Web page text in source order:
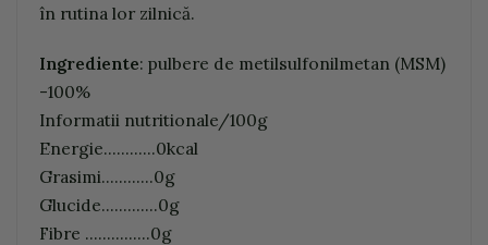
în rutina lor zilnică.
Ingrediente: pulbere de metilsulfonilmetan (MSM)
-100%
Informatii nutritionale/100g
Energie............0kcal
Grasimi............0g
Glucide.............0g
Fibre ...............0g